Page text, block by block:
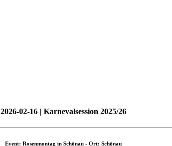
2026-02-16 | Karnevalsession 2025/26
Event: Rosenmontag in Schönau - Ort: Schönau